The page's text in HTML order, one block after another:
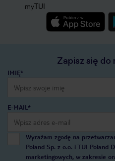
myTUI
Zapisz się
IMIĘ*
E-MAIL*
Wyrażam zgodę na
Poland Sp. z o.o. i TUI Poland
marketingowych, w zakresie